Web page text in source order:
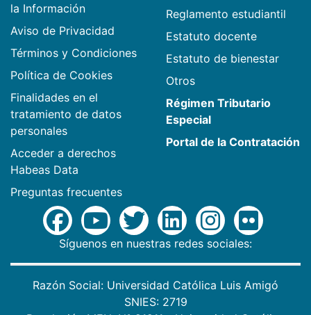
la Información
Aviso de Privacidad
Términos y Condiciones
Política de Cookies
Finalidades en el
tratamiento de datos
personales
Acceder a derechos
Habeas Data
Preguntas frecuentes
Reglamento estudiantil
Estatuto docente
Estatuto de bienestar
Otros
Régimen Tributario
Especial
Portal de la Contratación
Síguenos en nuestras redes sociales:
Razón Social: Universidad Católica Luis Amigó
SNIES: 2719